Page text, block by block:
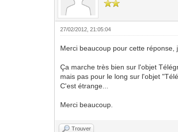
27/02/2012, 21:05:04
Merci beaucoup pour cette
Ça marche très bien sur l'objet
mais pas pour le long sur l'objet
C'est étrange...
Merci beaucoup.
Trouver